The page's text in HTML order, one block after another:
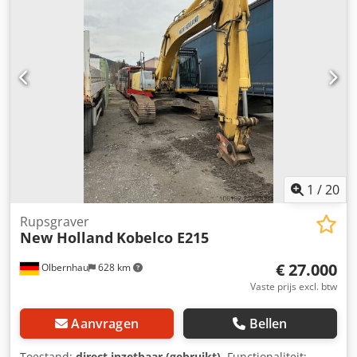
1 /20
Olbernhau 628 km
Rupsgraver
New Holland Kobelco E215
€ 27.000
Vaste prijs excl. btw
Aanvragen Bellen